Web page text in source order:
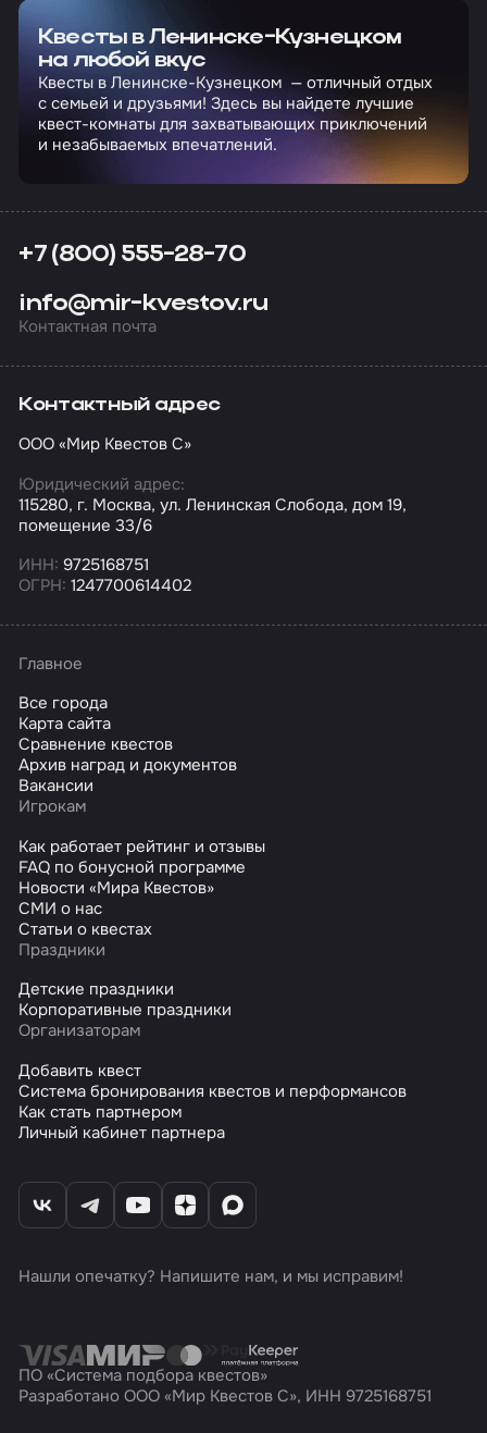
Квесты в Ленинске-Кузнецком
на любой вкус
Квесты в Ленинске-Кузнецком — отличный отдых
с семьей и друзьями! Здесь вы найдете лучшие
квест-комнаты для захватывающих приключений
и незабываемых впечатлений.
+7 (800) 555-28-70
info@mir-kvestov.ru
Контактная почта
Контактный адрес
ООО «Мир Квестов С»
Юридический адрес:
115280, г. Москва, ул. Ленинская Слобода, дом 19,
помещение 33/6
ИНН: 9725168751
ОГРН: 1247700614402
Главное
Все города
Карта сайта
Сравнение квестов
Архив наград и документов
Вакансии
Игрокам
Как работает рейтинг и отзывы
FAQ по бонусной программе
Новости «Мира Квестов»
СМИ о нас
Статьи о квестах
Праздники
Детские праздники
Корпоративные праздники
Организаторам
Добавить квест
Система бронирования квестов и перформансов
Как стать партнером
Личный кабинет партнера
Нашли опечатку? Напишите нам, и мы исправим!
ПО «Система подбора квестов»
Разработано ООО «Мир Квестов С», ИНН 9725168751